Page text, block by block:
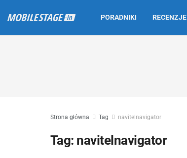
PORADNIKI RECENZJE
Strona główna Tag navitelnavigator
Tag: navitelnavigator